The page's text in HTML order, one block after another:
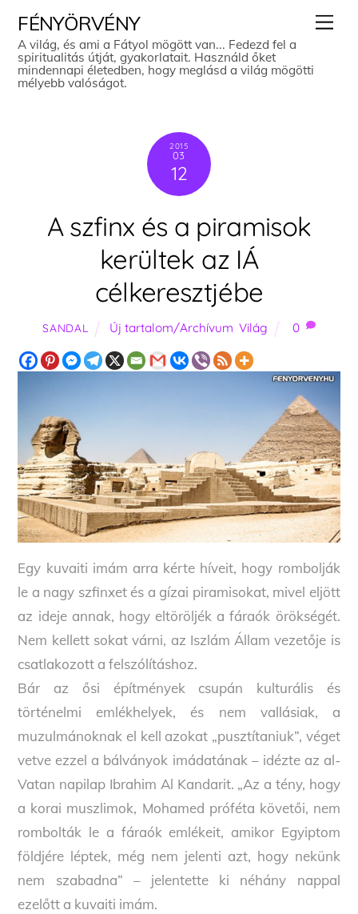
content
FÉNYÖRVÉNY
A világ, és ami a Fátyol mögött van... Fedezd fel a
spiritualitás útját, gyakorlatait. Használd őket
mindennapi életedben, hogy meglásd a világ mögötti
mélyebb valóságot.
2015
03
12
A szfinx és a piramisok
kerültek az IÁ
célkeresztjébe
SANDAL Új tartalom/Archívum Világ 0
Egy kuvaiti imám arra kérte híveit, hogy rombolják
le a nagy szfinxet és a gízai piramisokat, mivel eljött
az ideje annak, hogy eltöröljék a fáraók örökségét.
Nem kellett sokat várni, az Iszlám Állam vezetője is
csatlakozott a felszólításhoz.
Bár az ősi építmények csupán kulturális és
történelmi emlékhelyek, és nem vallásiak, a
muzulmánoknak el kell azokat „pusztítaniuk”, véget
vetve ezzel a bálványok imádatának – idézte az al-
Vatan napilap Ibrahim Al Kandarit. „Az a tény, hogy
a korai muszlimok, Mohamed próféta követői, nem
rombolták le a fáraók emlékeit, amikor Egyiptom
földjére léptek, még nem jelenti azt, hogy nekünk
nem szabadna” – jelentette ki néhány nappal
ezelőtt a kuvaiti imám.